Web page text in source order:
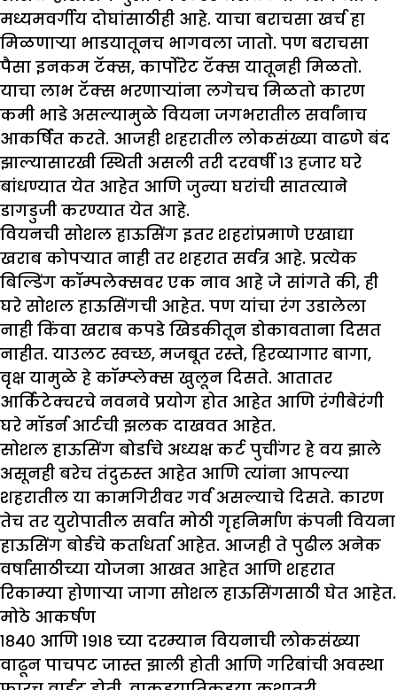
मध्यमवर्गीय दोघांसाठीही आहे. याचा बराचसा खर्च हा
मिळणाऱ्या भाडयातूनच भागवला जातो. पण बराचसा
पैसा इनकम टॅक्स, कार्पोरेट टॅक्स यातूनही मिळतो.
याचा लाभ टॅक्स भरणाऱ्यांना लगेचच मिळतो कारण
कमी भाडे असल्यामुळे वियना जगभरातील सर्वांनाच
आकर्षित करते. आजही शहरातील लोकसंख्या वाढणे बंद
झाल्यासारखी स्थिती असली तरी दरवर्षी १३ हजार घरे
बांधण्यात येत आहेत आणि जुन्या घरांची सातत्याने
डागडुजी करण्यात येत आहे.
वियनची सोशल हाऊसिंग इतर शहरांप्रमाणे एखाद्या
खराब कोपऱ्यात नाही तर शहरात सर्वत्र आहे. प्रत्येक
बिल्डिंग कॉम्पलेक्सवर एक नाव आहे जे सांगते की, ही
घरे सोशल हाऊसिंगची आहेत. पण यांचा रंग उडालेला
नाही किंवा खराब कपडे खिडकीतून डोकावताना दिसत
नाहीत. याउलट स्वच्छ, मजबूत रस्ते, हिरव्यागार बागा,
वृक्ष यामुळे हे कॉम्प्लेक्स खुलून दिसते. आतातर
आर्किटेक्चरचे नवनवे प्रयोग होत आहेत आणि रंगीबेरंगी
घरे मॉडर्न आर्टची झलक दाखवत आहेत.
सोशल हाऊसिंग बोर्डाचे अध्यक्ष कर्ट पुचींगर हे वय झाले
असूनही बरेच तंदुरुस्त आहेत आणि त्यांना आपल्या
शहरातील या कामगिरीवर गर्व असल्याचे दिसते. कारण
तेच तर युरोपातील सर्वात मोठी गृहनिर्माण कंपनी वियना
हाऊसिंग बोर्डचे कर्ताधर्ता आहेत. आजही ते पुढील अनेक
वर्षांसाठीच्या योजना आखत आहेत आणि शहरात
रिकाम्या होणाऱ्या जागा सोशल हाऊसिंगसाठी घेत आहेत.
मोठे आकर्षण
१८४० आणि १९१८ च्या दरम्यान वियनाची लोकसंख्या
वाढून पाचपट जास्त झाली होती आणि गरिबांची अवस्था